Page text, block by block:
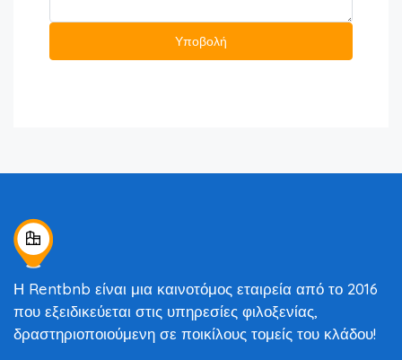
Η Rentbnb είναι μια καινοτόμος εταιρεία από το 2016
που εξειδικεύεται στις υπηρεσίες φιλοξενίας,
δραστηριοποιούμενη σε ποικίλους τομείς του κλάδου!